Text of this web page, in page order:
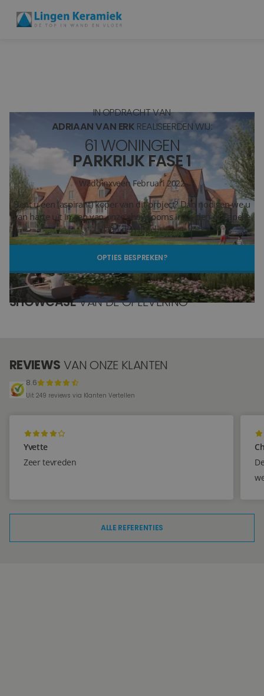
MEER PRODUCTEN
SHOWROOM BEZOEKEN
Stijlstudio's
Projecten
Blog
Tegelviewer
Reviews
IN OPDRACHT VAN
ADRIAAN VAN ERK REALISEERDEN WIJ:
61 WONINGEN
PARKRIJK FASE 1
WaddinxveenFebruari 2022
Bent u een (aspirant) koper van dit project? Dan nodigen we u
van harte uit in een van onze showrooms in Leiden of Capelle
aan den IJssel.
OPTIES BESPREKEN?
SHOWCASEVAN DE OPLEVERING
REVIEWS VAN ONZE KLANTEN
8.6
Uit 249 reviews via Klanten Vertellen
Yvette
Zeer tevreden
ALLE REFERENTIES